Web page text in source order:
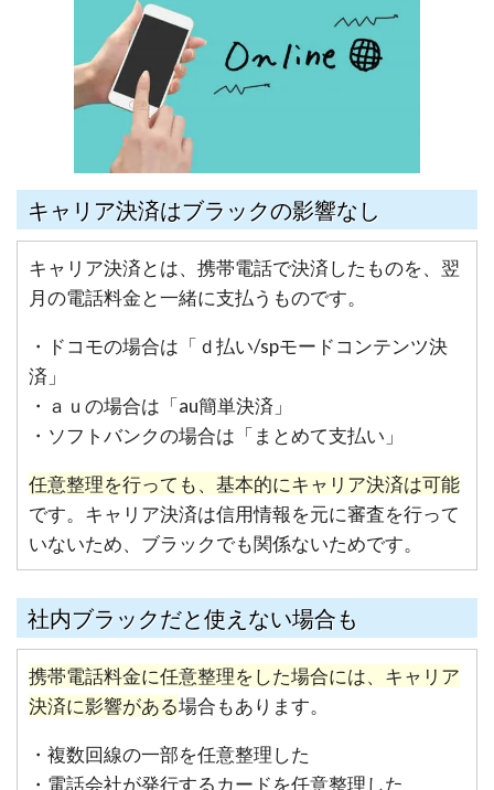
キャリア決済はブラックの影響なし
キャリア決済とは、携帯電話で決済したものを、翌
月の電話料金と一緒に支払うものです。
・ドコモの場合は「ｄ払い/spモードコンテンツ決
済」
・ａｕの場合は「au簡単決済」
・ソフトバンクの場合は「まとめて支払い」
任意整理を行っても、基本的にキャリア決済は可能
です。キャリア決済は信用情報を元に審査を行って
いないため、ブラックでも関係ないためです。
社内ブラックだと使えない場合も
携帯電話料金に任意整理をした場合には、キャリア
決済に影響がある場合もあります。
・複数回線の一部を任意整理した
・電話会社が発行するカードを任意整理した